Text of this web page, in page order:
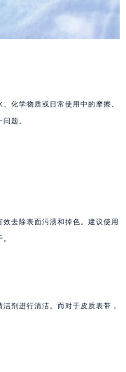
化学物质或日常使用中的摩擦。
题。
去除表面污渍和掉色。建议使用
剂进行清洁。而对于皮质表带，